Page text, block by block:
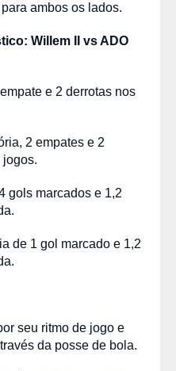
ambos os lados.
Willem II vs ADO
e 2 derrotas nos
2 empates e 2
jogos.
gols marcados e 1,2
de 1 gol marcado e 1,2
seu ritmo de jogo e
da posse de bola.